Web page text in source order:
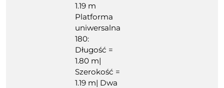
1.19 m
Platforma
uniwersalna
180:
Długość =
1.80 m|
Szerokość =
1.19 m| Dwa